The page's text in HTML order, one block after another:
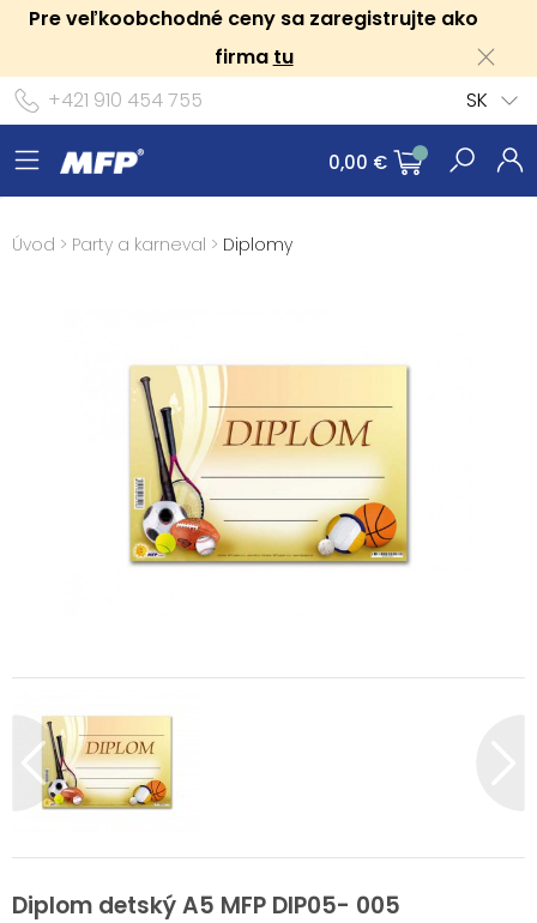
Pre veľkoobchodné ceny sa zaregistrujte ako
firma tu
+421 910 454 755
SK
0,00 €
Úvod > Party a karneval > Diplomy
Diplom detský A5 MFP DIP05- 005